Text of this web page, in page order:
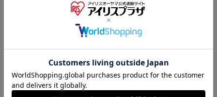
ア、レジャーに集中したい、あらゆる場面に最適。 【害虫
+日差しから守る】 顔周りを360度覆い、蚊やハエ、ブヨな
どの不快な虫を物理的にガード。 広いつばが直射日光を遮
り、日焼けや眩しさも軽減します。 【蒸れにくい通気性】
側頭部にメッシュを配置。風通しが良く、こもりがちな熱や
湿気を逃がす。 汗をかいても乾きやすい、汚れにも強いソ
フト素材で、長時間でも快適な着け心地。 【便利な2WAY】
ネットを使わない時は、帽子の中にまとめて収納OK。視界
良好なサファリハットに。 首元のドローコードを絞れば、
もっと見る
※製品は予告なく仕様を変更する場合がございます。あらか
じめご了承ください。